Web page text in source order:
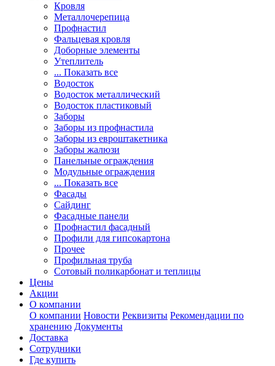
Кровля
Металлочерепица
Профнастил
Фальцевая кровля
Доборные элементы
Утеплитель
... Показать все
Водосток
Водосток металлический
Водосток пластиковый
Заборы
Заборы из профнастила
Заборы из евроштакетника
Заборы жалюзи
Панельные ограждения
Модульные ограждения
... Показать все
Фасады
Сайдинг
Фасадные панели
Профнастил фасадный
Профили для гипсокартона
Прочее
Профильная труба
Сотовый поликарбонат и теплицы
Цены
Акции
О компании
О компании Новости Реквизиты Рекомендации по
хранению Документы
Доставка
Сотрудники
Где купить